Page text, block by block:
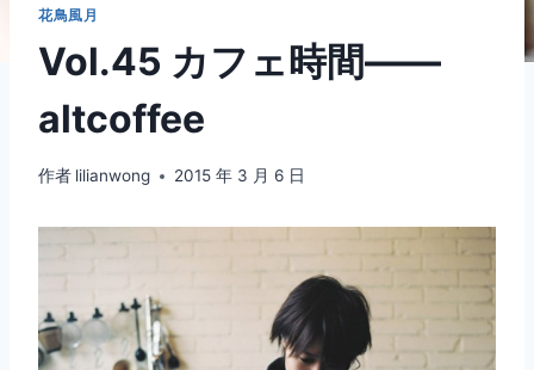
花鳥風月
Vol.45 カフェ時間——
altcoffee
作者 lilianwong 2015 年 3 月 6 日